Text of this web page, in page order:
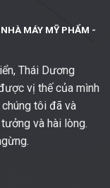
MÁY MỸ PHẨM -
Thái Dương
vị thế của mình
tôi đã và
và hài lòng.